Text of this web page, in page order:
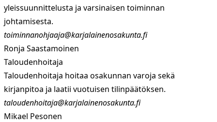
yleissuunnittelusta ja varsinaisen toiminnan
johtamisesta.
toiminnanohjaaja@karjalainenosakunta.fi
Ronja Saastamoinen
Taloudenhoitaja
Taloudenhoitaja hoitaa osakunnan varoja sekä
kirjanpitoa ja laatii vuotuisen tilinpäätöksen.
taloudenhoitaja@karjalainenosakunta.fi
Mikael Pesonen